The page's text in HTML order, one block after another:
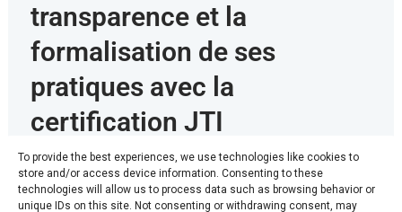
To provide the best experiences, we use technologies like cookies to
store and/or access device information. Consenting to these
technologies will allow us to process data such as browsing behavior or
unique IDs on this site. Not consenting or withdrawing consent, may
transparence et la
formalisation de ses
pratiques avec la
certification JTI
Dans un contexte où les enjeux de fiabilité de l’information
et de renforcement des médias prennent une importance
croissante en ...